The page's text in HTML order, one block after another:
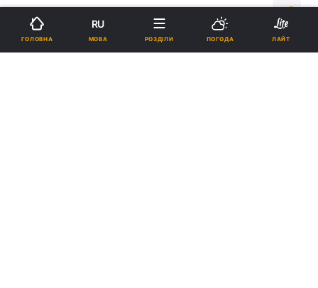
Підпишіться на нас в Google
ГОЛОВНА
RU
МОВА РОЗДІЛИ ПОГОДА ЛАЙТ